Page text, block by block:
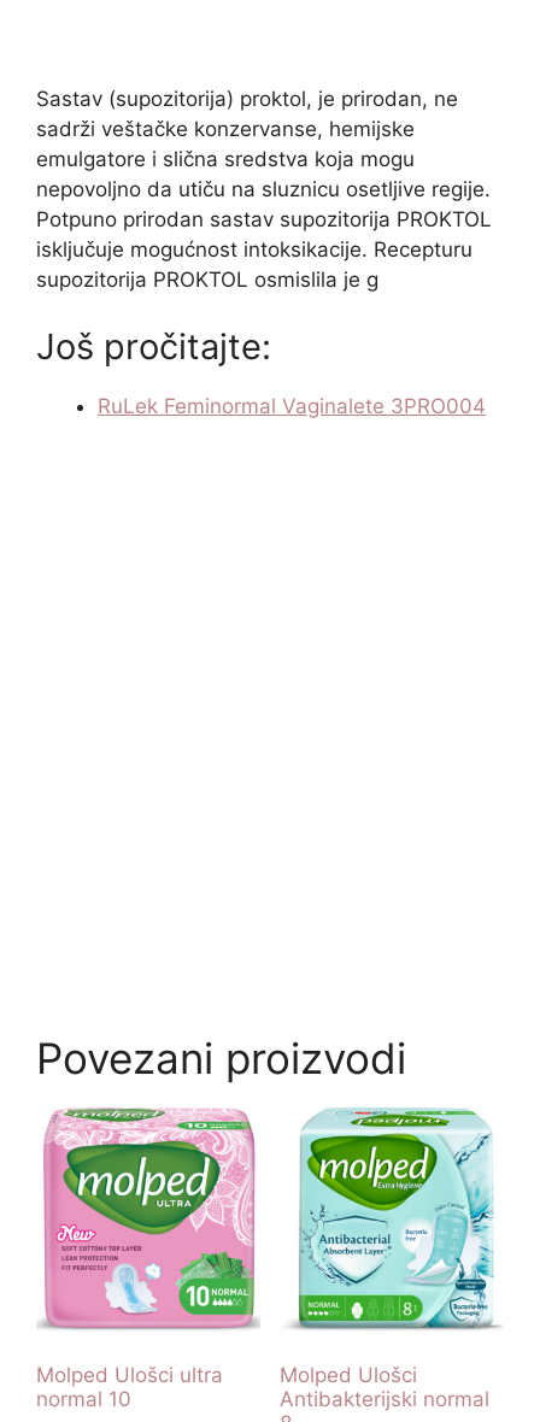
Sastav (supozitorija) proktol, je prirodan, ne
sadrži veštačke konzervanse, hemijske
emulgatore i slična sredstva koja mogu
nepovoljno da utiču na sluznicu osetljive regije.
Potpuno prirodan sastav supozitorija PROKTOL
isključuje mogućnost intoksikacije. Recepturu
supozitorija PROKTOL osmislila je g
Još pročitajte:
RuLek Feminormal Vaginalete 3PRO004
Povezani proizvodi
Molped Ulošci ultra
normal 10
Molped Ulošci
Antibakterijski normal